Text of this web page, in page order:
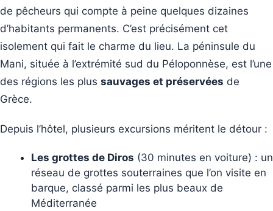
de pêcheurs qui compte à peine quelques dizaines
d’habitants permanents. C’est précisément cet
isolement qui fait le charme du lieu. La péninsule du
Mani, située à l’extrémité sud du Péloponnèse, est l’une
des régions les plus sauvages et préservées de
Grèce.
Depuis l’hôtel, plusieurs excursions méritent le détour :
Les grottes de Diros (30 minutes en voiture) : un
réseau de grottes souterraines que l’on visite en
barque, classé parmi les plus beaux de
Méditerranée